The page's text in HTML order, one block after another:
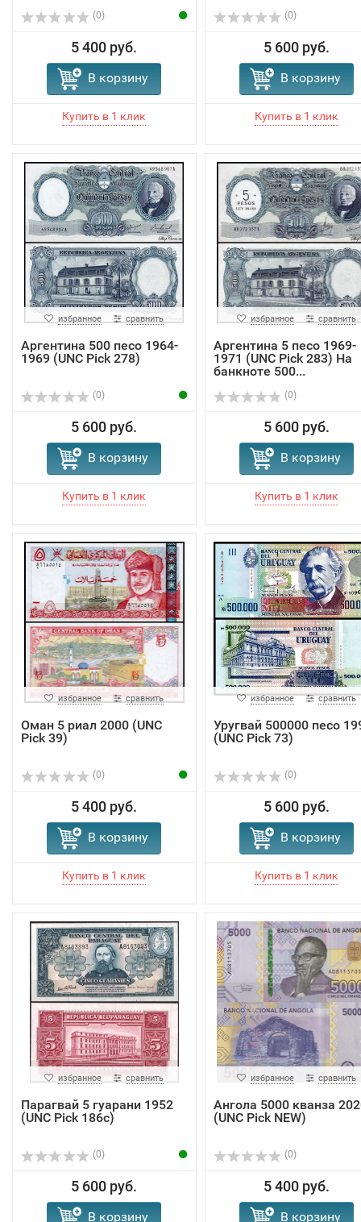
(0)
5 400 руб.
В корзину
(0)
5 600 руб.
В корзину
избранное сравнить
Аргентина 500 песо 1964-
1969 (UNC Pick 278)
(0)
5 600 руб.
В корзину
избранное сравнить
Аргентина 5 песо 1969-
1971 (UNC Pick 283) На
банкноте 500...
(0)
5 600 руб.
В корзину
избранное сравнить
Оман 5 риал 2000 (UNC
Pick 39)
(0)
5 400 руб.
В корзину
избранное сравнить
Уругвай 500000 песо
(UNC Pick 73)
(0)
5 600 руб.
В корзину
избранное сравнить
Парагвай 5 гуарани 1952
(UNC Pick 186с)
(0)
5 600 руб.
В корзину
избранное сравнить
Ангола 5000 кванза
(UNC Pick NEW)
(0)
5 400 руб.
В корзину